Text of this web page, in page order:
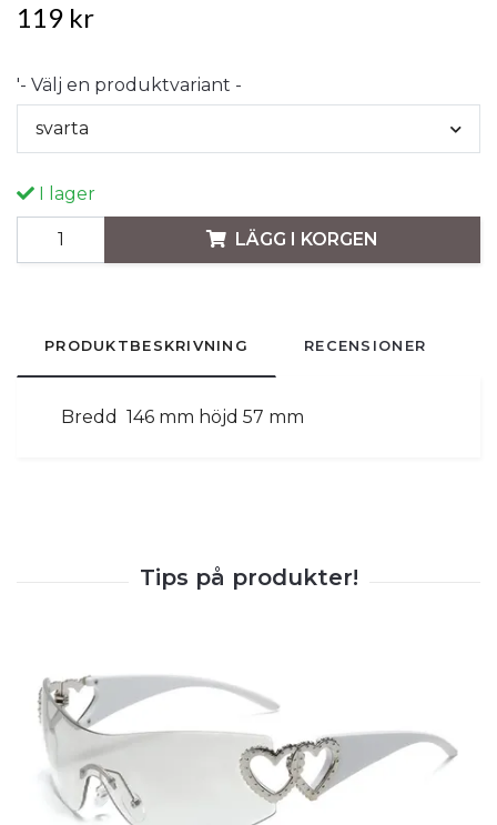
119 kr
'- Välj en produktvariant -
svarta
I lager
LÄGG I KORGEN
PRODUKTBESKRIVNING RECENSIONER
Bredd 146 mm höjd 57 mm